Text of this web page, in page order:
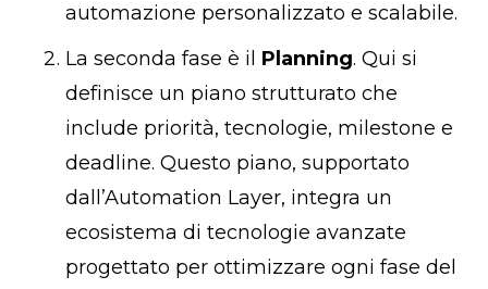
automazione personalizzato e scalabile.
La seconda fase è il Planning. Qui si
definisce un piano strutturato che
include priorità, tecnologie, milestone e
deadline. Questo piano, supportato
dall’Automation Layer, integra un
ecosistema di tecnologie avanzate
progettato per ottimizzare ogni fase del